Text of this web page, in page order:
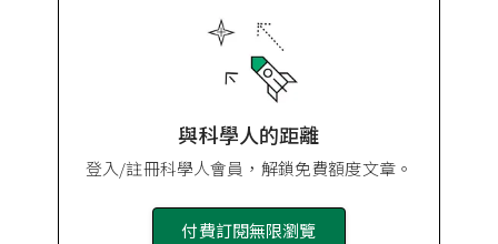
與科學人的距離
登入/註冊科學人會員，解鎖免費額度文章。
付費訂閱無限瀏覽